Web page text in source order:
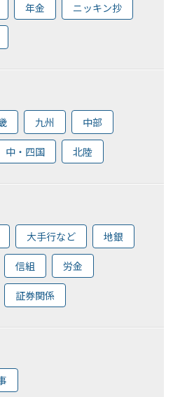
年金 ニッキン抄
九州 中部
中・四国 北陸
大手行など 地銀
信組 労金
証券関係